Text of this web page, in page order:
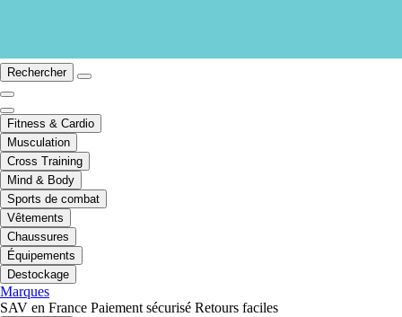
Rechercher
Fitness & Cardio
Musculation
Cross Training
Mind & Body
Sports de combat
Vêtements
Chaussures
Équipements
Destockage
Marques
SAV en France Paiement sécurisé Retours faciles